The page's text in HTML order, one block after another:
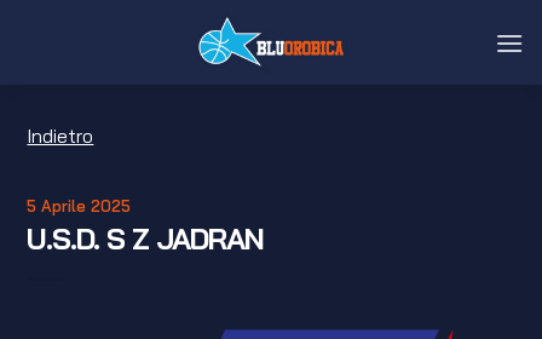
Indietro
5 Aprile 2025
U.S.D. S Z JADRAN